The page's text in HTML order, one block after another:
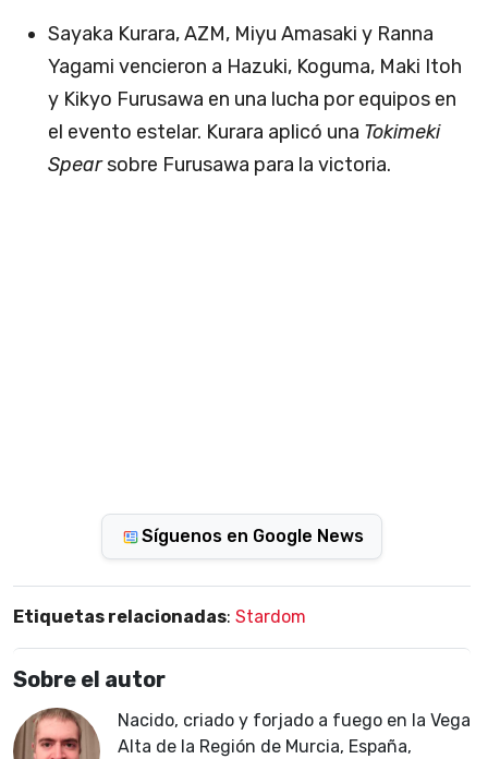
Sayaka Kurara, AZM, Miyu Amasaki y Ranna
Yagami vencieron a Hazuki, Koguma, Maki Itoh
y Kikyo Furusawa en una lucha por equipos en
el evento estelar. Kurara aplicó una Tokimeki
Spearsobre Furusawa para la victoria.
Síguenos en Google News
Etiquetas relacionadas: Stardom
Sobre el autor
Nacido, criado y forjado a fuego en la Vega
Alta de la Región de Murcia, España,